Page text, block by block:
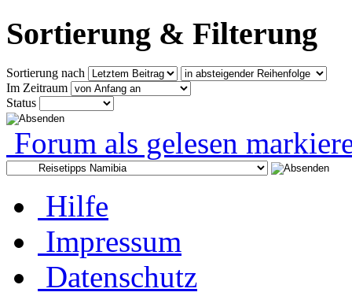
Sortierung & Filterung
Sortierung nach
Im Zeitraum
Status
Forum als gelesen
Hilfe
Impressum
Datenschutz